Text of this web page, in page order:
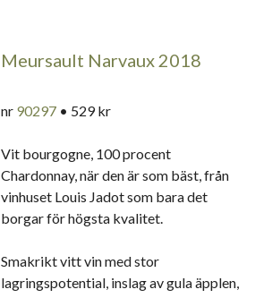
Meursault Narvaux 2018
nr 90297• 529 kr
Vit bourgogne, 100 procent
Chardonnay, när den är som bäst, från
vinhuset Louis Jadot som bara det
borgar för högsta kvalitet.
Smakrikt vitt vin med stor
lagringspotential, inslag av gula äpplen,